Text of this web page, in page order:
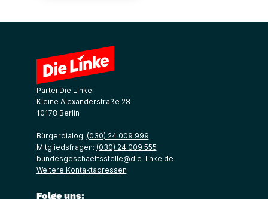
Partei Die Linke
Kleine Alexanderstraße 28
10178 Berlin
Bürgerdialog: (030) 24 009 999
Mitgliedsfragen: (030) 24 009 555
bundesgeschaeftsstelle@die-linke.de
Weitere Kontaktadressen
Folge uns: